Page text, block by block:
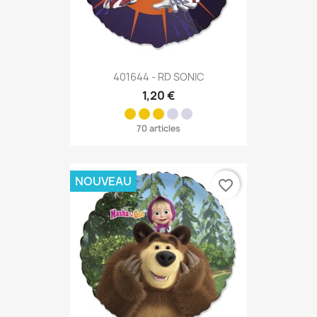
401644 - RD SONIC
1,20 €
70 articles
NOUVEAU favorite_border